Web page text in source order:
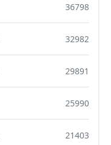
36798
32982
29891
25990
21403